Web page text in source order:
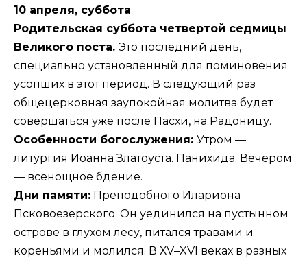
10 апреля, суббота
Родительская суббота четвертой седмицы
Великого поста. Это последний день,
специально установленный для поминовения
усопших в этот период. В следующий раз
общецерковная заупокойная молитва будет
совершаться уже после Пасхи, на Радоницу.
Особенности богослужения: Утром —
литургия Иоанна Златоуста. Панихида. Вечером
— всенощное бдение.
Дни памяти: Преподобного Илариона
Псковоезерского. Он уединился на пустынном
острове в глухом лесу, питался травами и
кореньями и молился. В ХV–XVI веках в разных